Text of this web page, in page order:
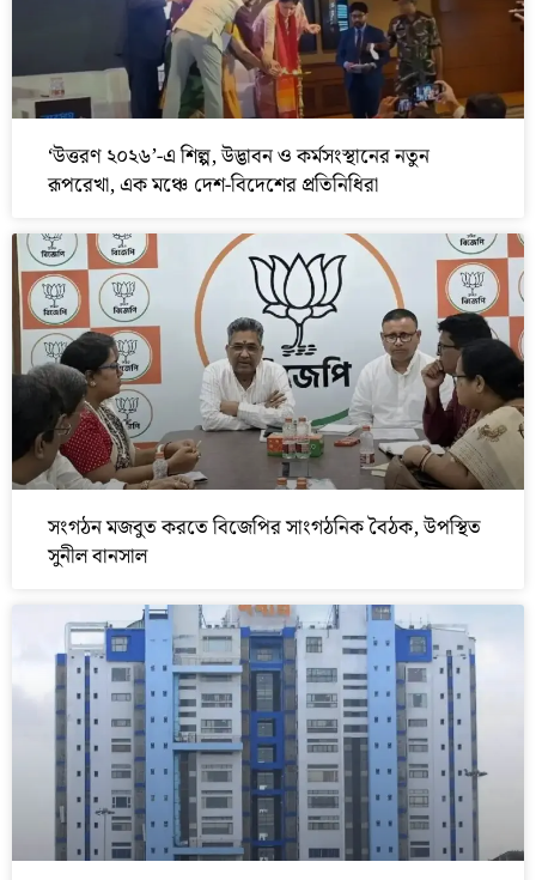
‘উত্তরণ ২০২৬’-এ শিল্প, উদ্ভাবন ও কর্মসংস্থানের নতুন
রূপরেখা, এক মঞ্চে দেশ-বিদেশের প্রতিনিধিরা
সংগঠন মজবুত করতে বিজেপির সাংগঠনিক বৈঠক, উপস্থিত
সুনীল বানসাল